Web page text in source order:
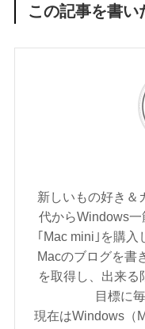
この記事を書い
新しいもの好き＆
代からWindows
｢Mac mini｣を購入
Macのブログを書
を取得し、出来る
目標に
現在はWindows（